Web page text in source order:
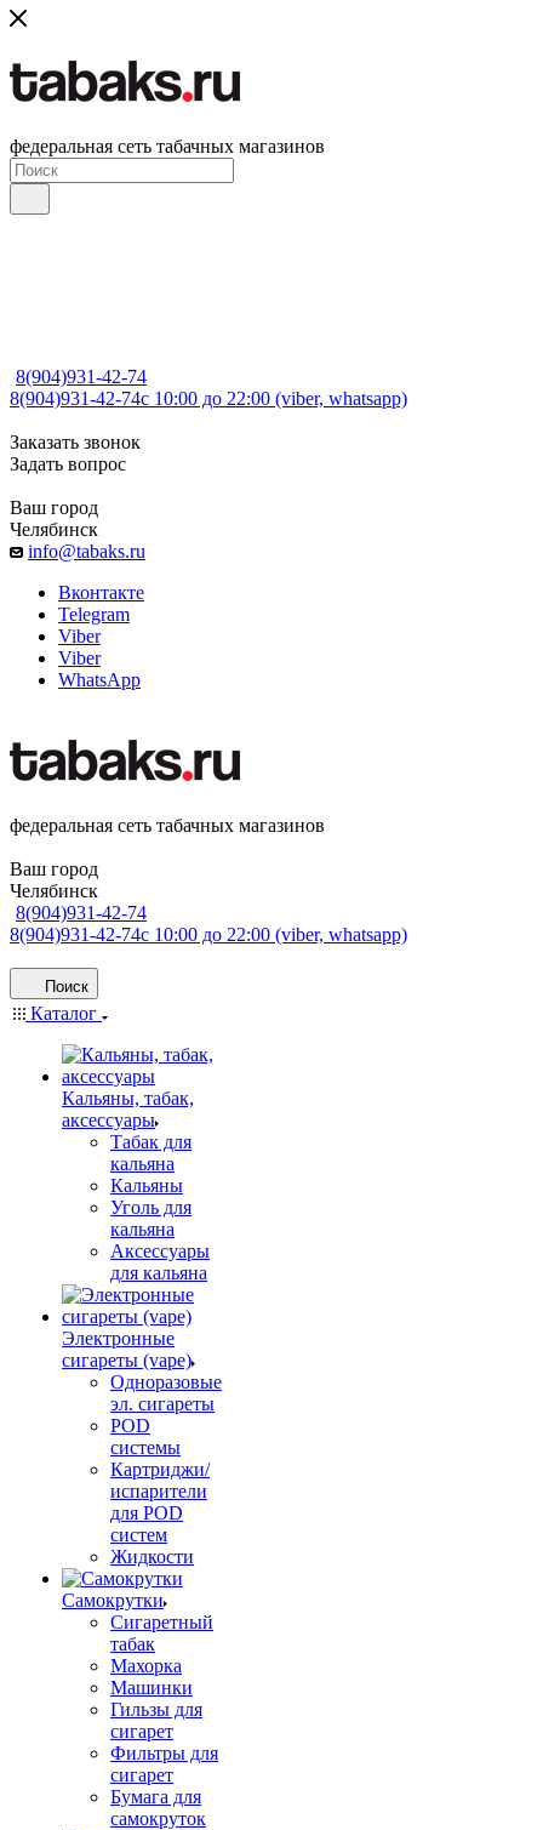
федеральная сеть табачных магазинов
8(904)931-42-74
8(904)931-42-74с 10:00 до 22:00 (viber, whatsapp)
Заказать звонок
Задать вопрос
Ваш город
Челябинск
info@tabaks.ru
Вконтакте
Telegram
Viber
Viber
WhatsApp
федеральная сеть табачных магазинов
Ваш город
Челябинск
8(904)931-42-74
8(904)931-42-74с 10:00 до 22:00 (viber, whatsapp)
Поиск
Каталог
Кальяны, табак,
аксессуары
Табак для
кальяна
Кальяны
Уголь для
кальяна
Аксессуары
для кальяна
Электронные
сигареты (vape)
Одноразовые
эл. сигареты
POD
системы
Картриджи/
испарители
для POD
систем
Жидкости
Самокрутки
Сигаретный
табак
Махорка
Машинки
Гильзы для
сигарет
Фильтры для
сигарет
Бумага для
самокруток